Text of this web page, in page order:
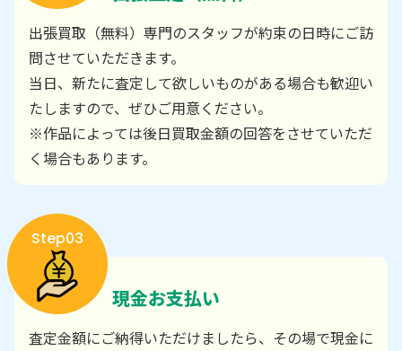
出張買取（無料）専門のスタッフが約束の日時にご訪
問させていただきます。
当日、新たに査定して欲しいものがある場合も歓迎い
たしますので、ぜひご用意ください。
※作品によっては後日買取金額の回答をさせていただ
く場合もあります。
Step03
現金お支払い
査定金額にご納得いただけましたら、その場で現金に